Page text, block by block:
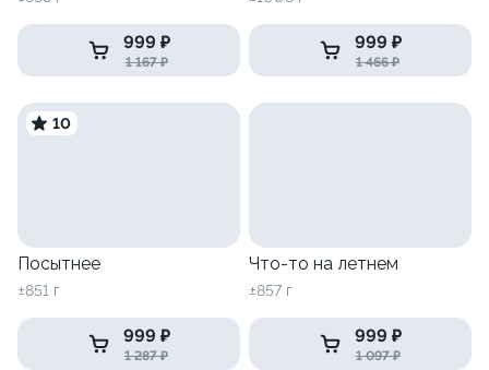
999 ₽
1 167 ₽
999 ₽
1 466 ₽
10
Посытнее
±851 г
999 ₽
1 287 ₽
Что-то на летнем
±857 г
999 ₽
1 097 ₽